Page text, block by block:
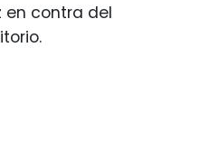
en contra del